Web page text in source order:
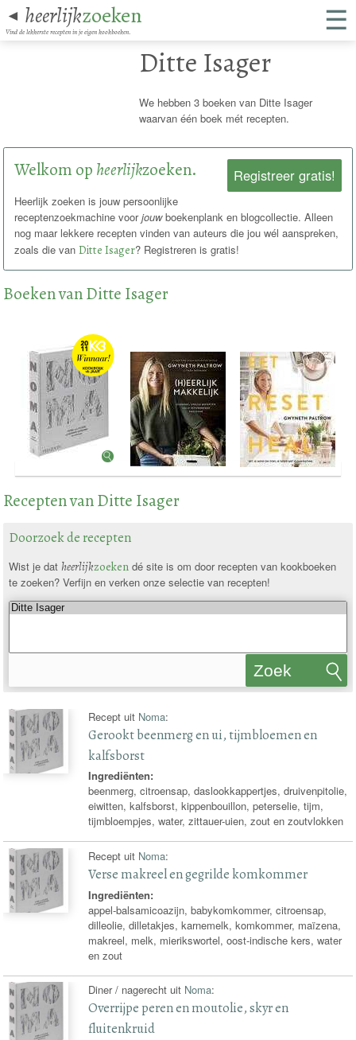
◄ heerlijkzoeken
Vind de lekkerste recepten in je eigen kookboeken. ☰
Ditte Isager
We hebben 3 boeken van Ditte Isager
waarvan één boek mét recepten.
Registreer gratis!
Welkom op heerlijkzoeken.
Heerlijk zoeken is jouw persoonlijke
receptenzoekmachine voorjouwboekenplank en blogcollectie. Alleen
nog maar lekkere recepten vinden van auteurs die jou wél aanspreken,
zoals die van Ditte Isager? Registreren is gratis!
Boeken van Ditte Isager
Recepten van Ditte Isager
Doorzoek de recepten
Wist je dat heerlijkzoekendé site is om door recepten van kookboeken
te zoeken? Verfijn en verken onze selectie van recepten!
Zoek
Recept uit Noma:
Gerookt beenmerg en ui, tijmbloemen en
kalfsborst
Ingrediënten:
beenmerg, citroensap, daslookkappertjes, druivenpitolie,
eiwitten, kalfsborst, kippenbouillon, peterselie, tijm,
tijmbloempjes, water, zittauer-uien, zout en zoutvlokken
Recept uit Noma:
Verse makreel en gegrilde komkommer
Ingrediënten:
appel-balsamicoazijn, babykomkommer, citroensap,
dilleolie, dilletakjes, karnemelk, komkommer, maïzena,
makreel, melk, mierikswortel, oost-indische kers, water
en zout
Diner / nagerecht uit Noma:
Overrijpe peren en moutolie, skyr en
fluitenkruid